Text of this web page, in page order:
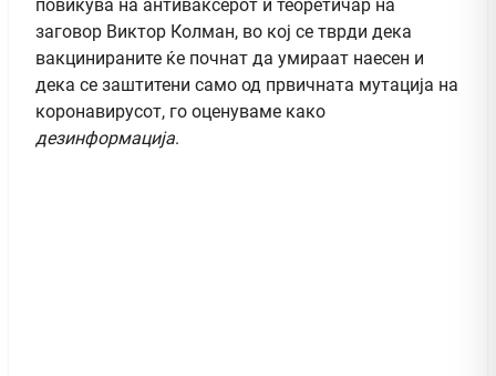
повикува на антиваксерот и теоретичар на
заговор Виктор Колман, во кој се тврди дека
вакцинираните ќе почнат да умираат наесен и
дека се заштитени само од првичната мутација на
коронавирусот, го оценуваме како
дезинформација.